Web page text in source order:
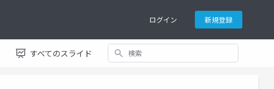
ログイン 新規登録
すべてのスライド 検索